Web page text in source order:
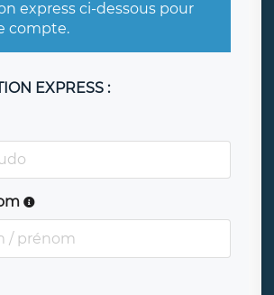
express ci-dessous pour
compte.
EXPRESS :